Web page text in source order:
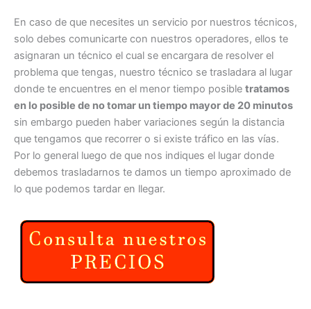
En caso de que necesites un servicio por nuestros técnicos,
solo debes comunicarte con nuestros operadores, ellos te
asignaran un técnico el cual se encargara de resolver el
problema que tengas, nuestro técnico se trasladara al lugar
donde te encuentres en el menor tiempo posible tratamos
en lo posible de no tomar un tiempo mayor de 20 minutos
sin embargo pueden haber variaciones según la distancia
que tengamos que recorrer o si existe tráfico en las vías.
Por lo general luego de que nos indiques el lugar donde
debemos trasladarnos te damos un tiempo aproximado de
lo que podemos tardar en llegar.